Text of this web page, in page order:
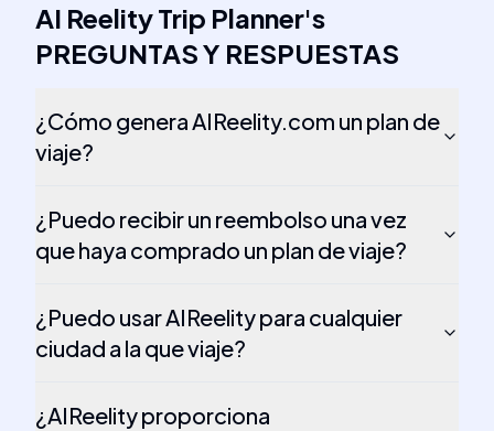
AI Reelity Trip Planner's
PREGUNTAS Y RESPUESTAS
¿Cómo genera AIReelity.com un plan de
viaje?
¿Puedo recibir un reembolso una vez
que haya comprado un plan de viaje?
¿Puedo usar AIReelity para cualquier
ciudad a la que viaje?
¿AIReelity proporciona